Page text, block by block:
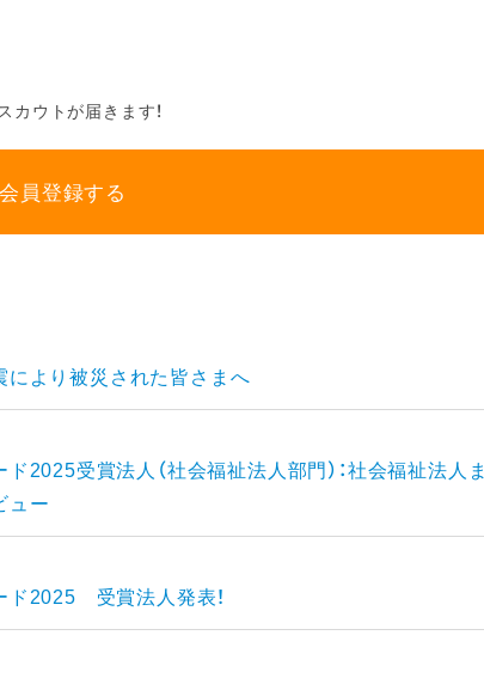
カウトが届きます！
員登録する
により被災された皆さまへ
2025受賞法人（社会福祉法人部門）：社会福祉法人ま
ュー
ド2025 受賞法人発表！